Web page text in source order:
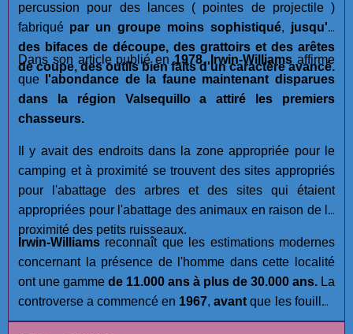
percussion pour des lances ( pointes de projectile )
fabriqué par un groupe moins sophistiqué, jusqu'à
des bifaces de découpe, des grattoirs et des arêtes
de coupe, des outils bien faits d'un caractère avancé.
Dans son article publié en1978, Irwin-Williams affirme
que
l'abondance de la faune maintenant disparues
dans la région Valsequillo a attiré les premiers
chasseurs.
Il y avait des endroits dans la zone appropriée pour le
camping et à proximité se trouvent des sites appropriés
pour l'abattage des arbres et des sites qui étaient
appropriées pour l'abattage des animaux en raison de la
proximité des petits ruisseaux.
Irwin-Williams reconnaît que les estimations modernes
concernant la présence de l'homme dans cette localité
ont une gamme de 11.000 ans à plus de 30.000 ans. La
controverse a commencé en 1967, avant que les fouilles
aient été réalisées. Malgré les efforts approfondis et la